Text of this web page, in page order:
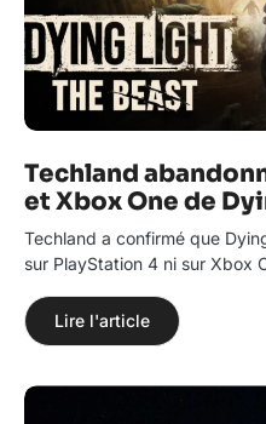
Techland
et Xbox One de
Techland a confirmé que
sur PlayStation 4 ni sur Xbox
Lire l'article